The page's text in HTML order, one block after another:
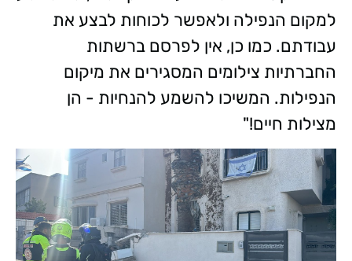
למקום הנפילה ולאפשר לכוחות לבצע את
עבודתם. כמו כן, אין לפרסם ברשתות
החברתיות צילומים המסגירים את מיקום
הנפילות. המשיכו להשמע להנחיות - הן
מצילות חיים!"